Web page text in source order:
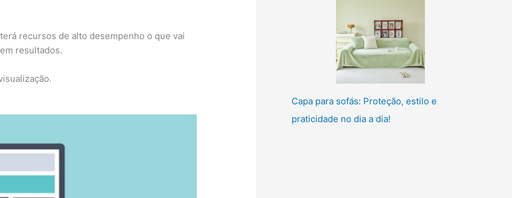
recursos de alto desempenho o que vai
resultados.
Capa para sofás: Proteção, estilo e
praticidade no dia a dia!